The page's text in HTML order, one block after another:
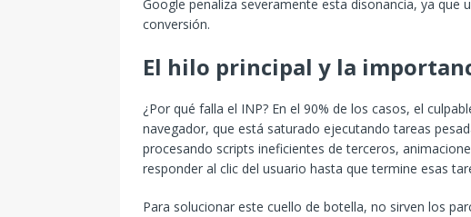
Google penaliza severamente esta disonancia, ya que
conversión.
El hilo principal y la
¿Por qué falla el INP? En el 90% de los casos, el
navegador, que está saturado ejecutando tareas
procesando scripts ineficientes de terceros,
responder al clic del usuario hasta que termine esas
Para solucionar este cuello de botella, no sirven los